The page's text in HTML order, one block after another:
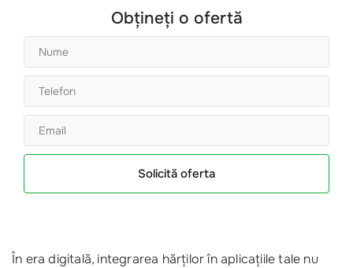
Obțineți o ofertă
Solicită oferta
În era digitală, integrarea hărților în aplicațiile tale nu